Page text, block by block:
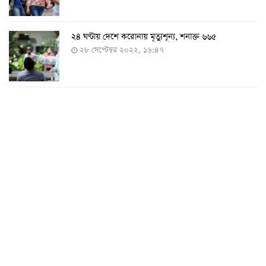
২৪ ঘণ্টায় দেশে করোনায় মৃত্যুশূন্য, শনাক্ত ৬৬৫
২৮ সেপ্টেম্বর ২০২২, ১৬:৪৭